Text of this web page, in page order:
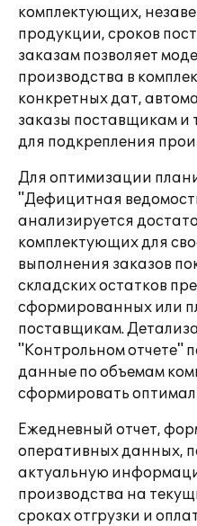
комплектующих,
продукции, сроков
заказам позволяет
производства в
конкретных дат,
заказы поставщикам
для подкрепления
Для оптимизации
"Дефицитная
анализируется
комплектующих для
выполнения заказов
складских остатков
сформированных или
поставщикам.
"Контрольном отчете"
данные по объемам
сформировать
Ежедневный отчет,
оперативных данных,
актуальную
производства на
сроках отгрузки и